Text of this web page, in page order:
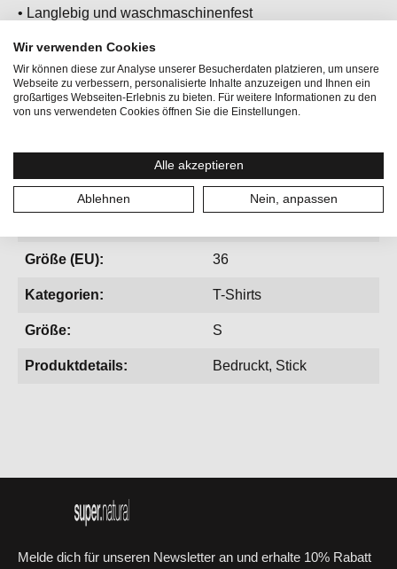
• Langlebig und waschmaschinenfest
Yoga/Pilates Session
Aktivitäten: Bergsport
Geschlecht: Damen
Größe (EU): 36
Kategorien: T-Shirts
Größe: S
Produktdetails: Bedruckt, Stick
Melde dich für unseren Newsletter an und erhalte 10% Rabatt
Wir verwenden Cookies
Wir können diese zur Analyse unserer Besucherdaten platzieren, um unsere
Webseite zu verbessern, personalisierte Inhalte anzuzeigen und Ihnen ein
großartiges Webseiten-Erlebnis zu bieten. Für weitere Informationen zu den
von uns verwendeten Cookies öffnen Sie die Einstellungen.
Alle akzeptieren
Ablehnen Nein, anpassen